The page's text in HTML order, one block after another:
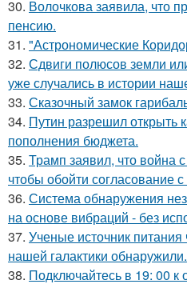
30. Волочкова заявила, что
пенсию.
31. "Астрономические
32. Сдвиги полюсов земли
уже случались в истории
33. Сказочный замок
34. Путин разрешил открыть
пополнения бюджета.
35. Трамп заявил, что война
чтобы обойти согласование
36. Система обнаружения
на основе вибраций - без
37. Ученые источник
нашей галактики обнаружили.
38. Подключайтесь в 19: 00 к